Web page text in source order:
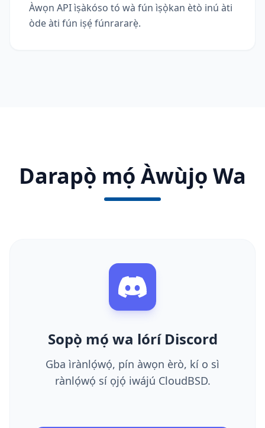
Àwọn API ìṣàkóso tó wà fún ìṣọ̀kan ètò inú àti
òde àti fún iṣẹ́ fúnrararẹ̀.
Darapọ̀ mọ́ Àwùjọ Wa
Sopọ̀ mọ́ wa lórí Discord
Gba ìrànlọ́wọ́, pín àwọn èrò, kí o sì
rànlọ́wọ́ sí ọjọ́ iwájú CloudBSD.